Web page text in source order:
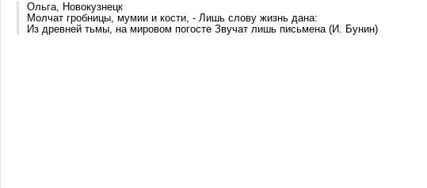
Ольга, Новокузнецк
Молчат гробницы, мумии и кости, - Лишь слову жизнь дана:
Из древней тьмы, на мировом погосте Звучат лишь письмена (И. Бунин)